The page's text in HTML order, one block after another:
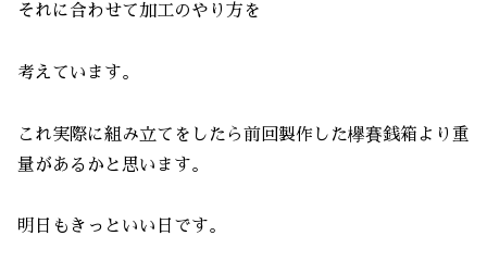
それに合わせて加工のやり方を
考えています。
これ実際に組み立てをしたら前回製作した欅賽銭箱より重
量があるかと思います。
明日もきっといい日です。